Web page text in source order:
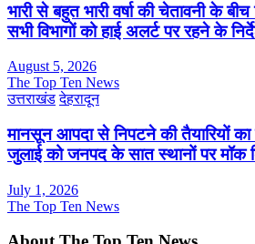
भारी से बहुत भारी वर्षा की चेतावनी के
सभी विभागों को हाई अलर्ट पर रहने के
August 5, 2026
The Top Ten News
उत्तराखंड देहरादून
मानसून आपदा से निपटने की तैयारियों का
जुलाई को जनपद के सात स्थानों पर मॉक
July 1, 2026
The Top Ten News